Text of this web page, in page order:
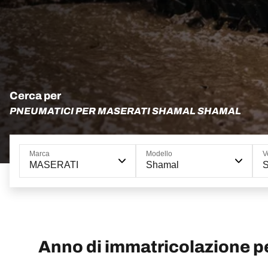
Cerca per
PNEUMATICI PER MASERATI SHAMAL SHAMAL
Marca
MASERATI
Modello
Shamal
Anno di immatricolazione